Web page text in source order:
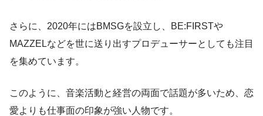
さらに、2020年にはBMSGを設立し、BE:FIRSTや
MAZZELなどを世に送り出すプロデューサーとしても注目
を集めています。
このように、音楽活動と経営の両面で話題が多いため、恋
愛よりも仕事面の印象が強い人物です。